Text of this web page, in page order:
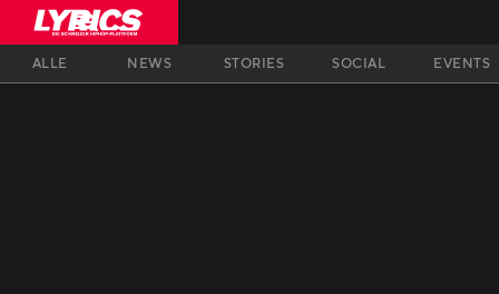
ALLE NEWS STORIES SOCIAL EVENTS